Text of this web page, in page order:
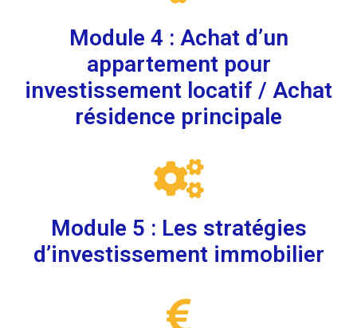
Module 4 : Achat d’un
appartement pour
investissement locatif / Achat
résidence principale
Module 5 : Les stratégies
d’investissement immobilier